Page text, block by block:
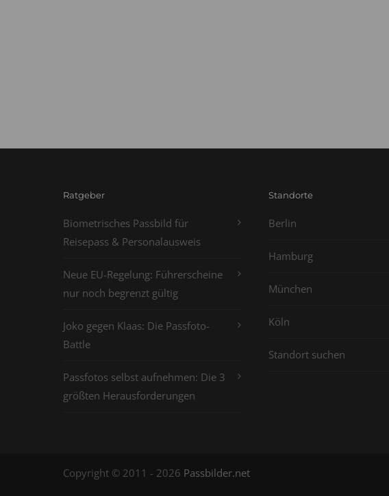
Ratgeber
Biometrisches Passbild für
Reisepass & Personalausweis
Neue EU-Regelung: Führerscheine
nur noch begrenzt gültig
Joko gegen Klaas: Die Passfoto-
Battle
Passfotos selbst aufnehmen: Die 3
größten Herausforderungen
Standorte
Berlin
Hamburg
München
Köln
Standort suchen
Copyright © 2011 - 2026 Passbilder.net